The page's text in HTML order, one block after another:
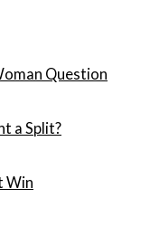
Question
a Split?
Win